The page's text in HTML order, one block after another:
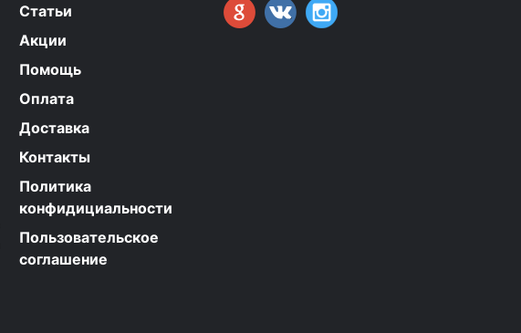
Статьи
Акции
Помощь
Оплата
Доставка
Контакты
Политика
конфидициальности
Пользовательское
соглашение